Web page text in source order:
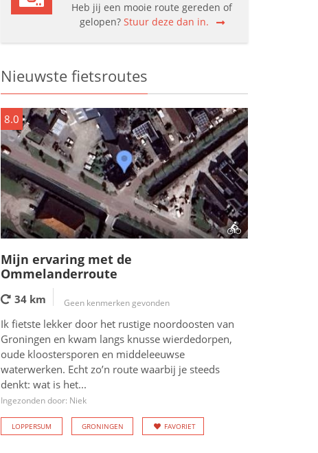
Heb jij een mooie route gereden of
gelopen? Stuur deze dan in.
Nieuwste fietsroutes
8.0
Mijn ervaring met de
Ommelanderroute
34 km Geen kenmerken gevonden
Ik fietste lekker door het rustige noordoosten van
Groningen en kwam langs knusse wierdedorpen,
oude kloostersporen en middeleeuwse
waterwerken. Echt zo’n route waarbij je steeds
denkt: wat is het...
Ingezonden door: Niek
LOPPERSUM GRONINGEN FAVORIET